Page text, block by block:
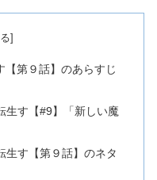
【第９話】のあらすじ
生す【#9】「新しい魔
生す【第９話】のネタ